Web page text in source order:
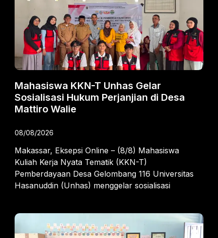
Mahasiswa KKN-T Unhas Gelar
Sosialisasi Hukum Perjanjian di Desa
Mattiro Walie
08/08/2026
Makassar, Eksepsi Online – (8/8) Mahasiswa
Kuliah Kerja Nyata Tematik (KKN-T)
Pemberdayaan Desa Gelombang 116 Universitas
Hasanuddin (Unhas) menggelar sosialisasi